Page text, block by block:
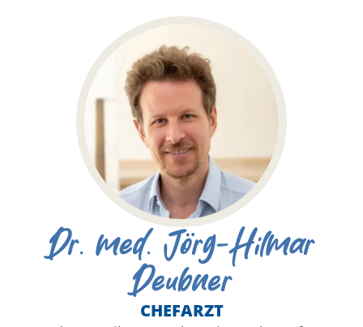
Dr. med. Jörg-Hilmar
Deubner
CHEFARZT